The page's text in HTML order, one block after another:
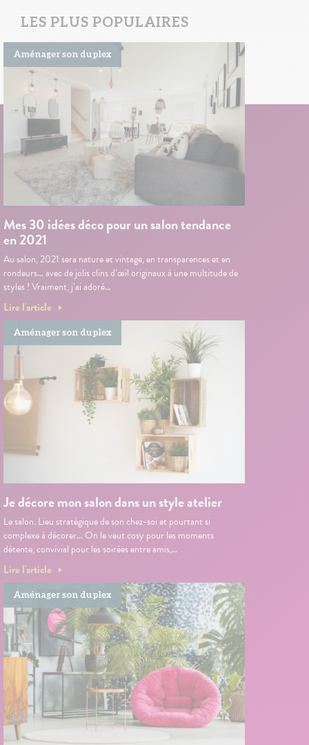
LES PLUS POPULAIRES
Aménager son duplex
Mes 30 idées déco pour un salon tendance
en 2021
Au salon, 2021 sera nature et vintage, en transparences et en
rondeurs… avec de jolis clins d’œil originaux à une multitude de
styles ! Vraiment, j’ai adoré…
Lire l'article
Aménager son duplex
Je décore mon salon dans un style atelier
Le salon. Lieu stratégique de son chez-soi et pourtant si
complexe à décorer… On le veut cosy pour les moments
détente, convivial pour les soirées entre amis,…
Lire l'article
Aménager son duplex